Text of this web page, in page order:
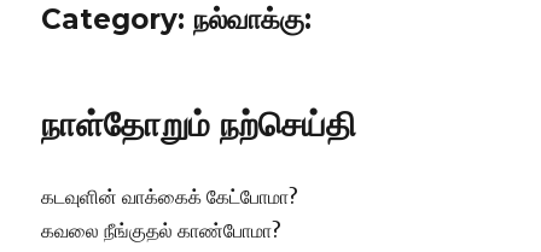
Category: நல்வாக்கு:
நாள்தோறும் நற்செய்தி
கடவுளின் வாக்கைக் கேட்போமா?
கவலை நீங்குதல் காண்போமா?